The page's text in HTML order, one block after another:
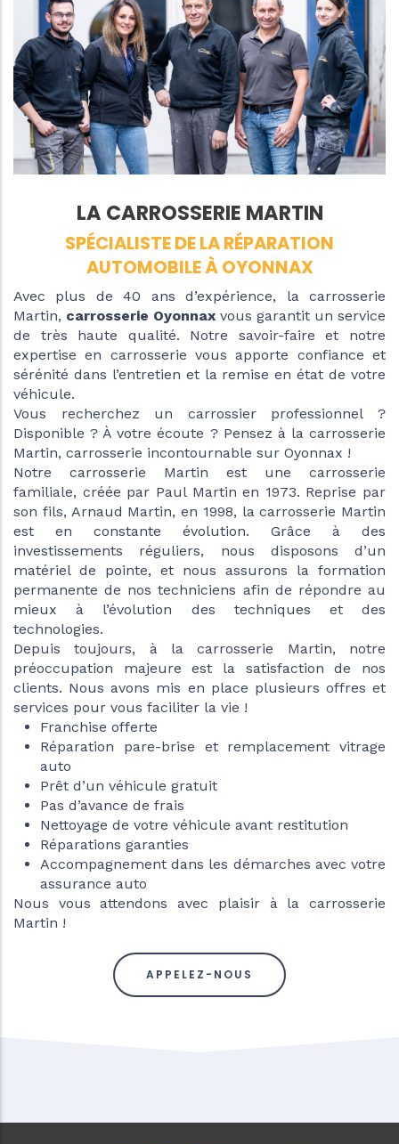
LA CARROSSERIE MARTIN
SPÉCIALISTE DE LA RÉPARATION
AUTOMOBILE À OYONNAX
Avec plus de 40 ans d’expérience, la carrosserie
Martin, carrosserie Oyonnax vous garantit un service
de très haute qualité. Notre savoir-faire et notre
expertise en carrosserie vous apporte confiance et
sérénité dans l’entretien et la remise en état de votre
véhicule.
Vous recherchez un carrossier professionnel ?
Disponible ? À votre écoute ? Pensez à la carrosserie
Martin, carrosserie incontournable sur Oyonnax !
Notre carrosserie Martin est une carrosserie
familiale, créée par Paul Martin en 1973. Reprise par
son fils, Arnaud Martin, en 1998, la carrosserie Martin
est en constante évolution. Grâce à des
investissements réguliers, nous disposons d’un
matériel de pointe, et nous assurons la formation
permanente de nos techniciens afin de répondre au
mieux à l’évolution des techniques et des
technologies.
Depuis toujours, à la carrosserie Martin, notre
préoccupation majeure est la satisfaction de nos
clients. Nous avons mis en place plusieurs offres et
services pour vous faciliter la vie !
Franchise offerte
Réparation pare-brise et remplacement vitrage
auto
Prêt d’un véhicule gratuit
Pas d’avance de frais
Nettoyage de votre véhicule avant restitution
Réparations garanties
Accompagnement dans les démarches avec votre
assurance auto
Nous vous attendons avec plaisir à la carrosserie
Martin !
APPELEZ-NOUS